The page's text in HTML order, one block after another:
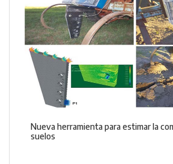
Nueva herramienta para estimar la
suelos